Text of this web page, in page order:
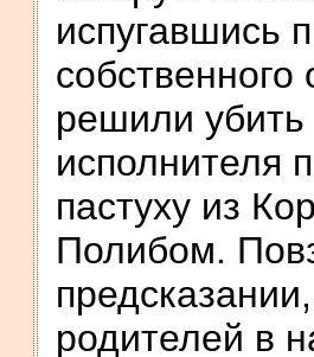
испугавшись
решили
исполнителя
пастуху из
Полибом.
родителей в